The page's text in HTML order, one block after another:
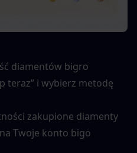
diamentów bigro
teraz” i wybierz metodę
zakupione diamenty
Twoje konto bigo